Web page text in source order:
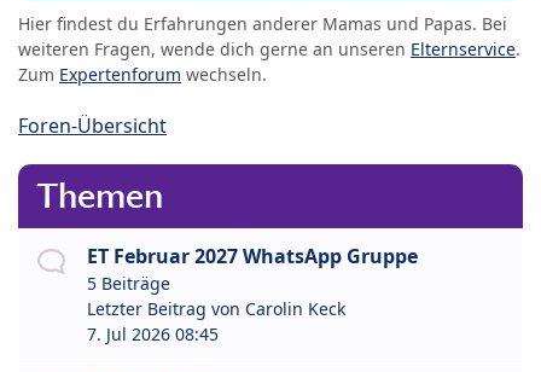
Hier findest du Erfahrungen anderer Mamas und Papas. Bei
weiteren Fragen, wende dich gerne an unseren Elternservice.
Zum Expertenforum wechseln.
Foren-Übersicht
Themen
ET Februar 2027 WhatsApp Gruppe
5 Beiträge
Letzter Beitrag von Carolin Keck
7. Jul 2026 08:45